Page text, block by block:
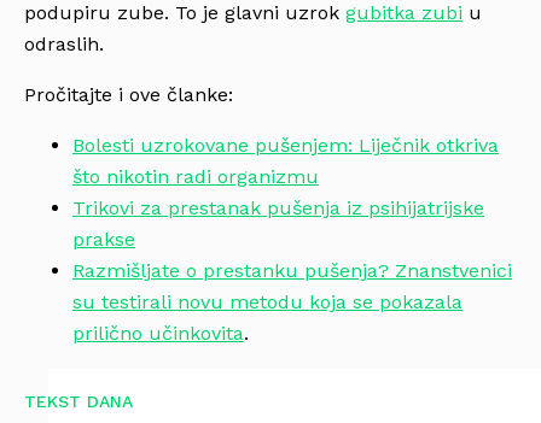
podupiru zube. To je glavni uzrok gubitka zubi u
odraslih.
Pročitajte i ove članke:
Bolesti uzrokovane pušenjem: Liječnik otkriva
što nikotin radi organizmu
Trikovi za prestanak pušenja iz psihijatrijske
prakse
Razmišljate o prestanku pušenja? Znanstvenici
su testirali novu metodu koja se pokazala
prilično učinkovita.
TEKST DANA